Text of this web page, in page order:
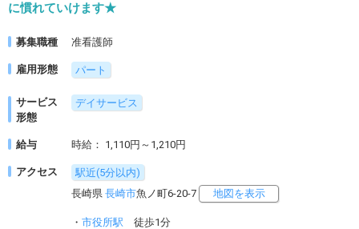
に慣れていけます★
募集職種 准看護師
雇用形態 パート
サービス
形態
デイサービス
給与 時給： 1,110円～1,210円
アクセス
駅近(5分以内)
長崎県 長崎市魚ノ町6-20-7 地図を表示
・ 市役所駅 徒歩1分